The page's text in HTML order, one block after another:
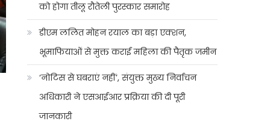
को होगा तीलू रौतेली पुरस्कार समारोह
डीएम ललित मोहन रयाल का बड़ा एक्शन,
भूमाफियाओं से मुक्त कराई महिला की पैतृक जमीन
‘नोटिस से घबराएं नहीं’, संयुक्त मुख्य निर्वाचन
अधिकारी ने एसआईआर प्रक्रिया की दी पूरी
जानकारी